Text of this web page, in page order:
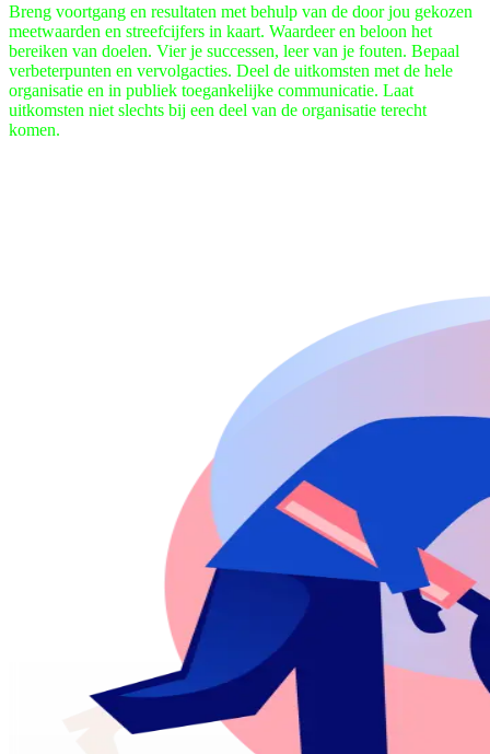
Breng voortgang en resultaten met behulp van de door jou gekozen
meetwaarden en streefcijfers in kaart. Waardeer en beloon het
bereiken van doelen. Vier je successen, leer van je fouten. Bepaal
verbeterpunten en vervolgacties. Deel de uitkomsten met de hele
organisatie en in publiek toegankelijke communicatie. Laat
uitkomsten niet slechts bij een deel van de organisatie terecht
komen.